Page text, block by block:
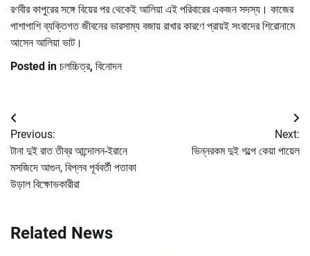
রণবীর কাপুরের সঙ্গে বিয়ের পর থেকেই আলিয়া এই পরিবারের একজন সদস্য। কাজের
পাশাপাশি ব্যক্তিগত জীবনের ভারসাম্য বজায় রাখার কারণে প্রায়ই সংবাদের শিরোনামে
আসেন আলিয়া ভাট।
Posted in চলচ্চিত্র, বিনোদন
Post
navigation
Previous:
টানা দুই রাত তীব্র আন্দোলন-ইরানে
মসজিদে আগুন, বিপ্লব পূর্ববর্তী পতাকা
উড়াল বিক্ষোভকারীরা
Next:
ভিন্নরকম দুই গল্পে কেয়া পায়েল
Related News